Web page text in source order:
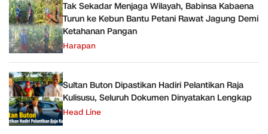
Tak Sekadar Menjaga Wilayah, Babinsa Kabaena
Turun ke Kebun Bantu Petani Rawat Jagung Demi
Ketahanan Pangan
Harapan
Sultan Buton Dipastikan Hadiri Pelantikan Raja
Kulisusu, Seluruh Dokumen Dinyatakan Lengkap
Head Line